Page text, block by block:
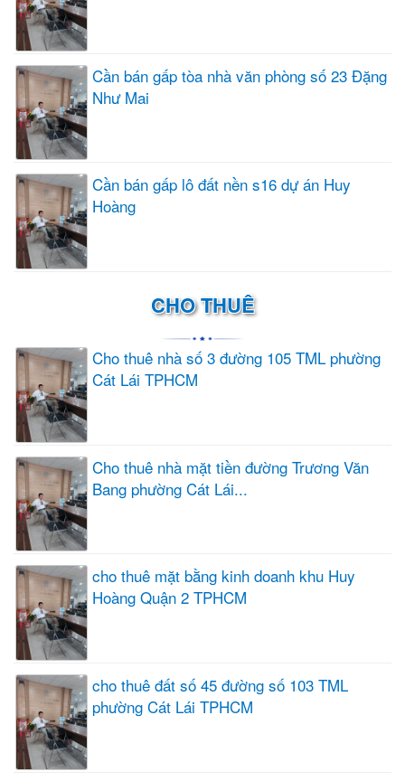
Cần bán gấp tòa nhà văn phòng số 23 Đặng
Như Mai
Cần bán gấp lô đất nền s16 dự án Huy
Hoàng
CHO THUÊ
Cho thuê nhà số 3 đường 105 TML phường
Cát Lái TPHCM
Cho thuê nhà mặt tiền đường Trương Văn
Bang phường Cát Lái...
cho thuê mặt bằng kinh doanh khu Huy
Hoàng Quận 2 TPHCM
cho thuê đất số 45 đường số 103 TML
phường Cát Lái TPHCM